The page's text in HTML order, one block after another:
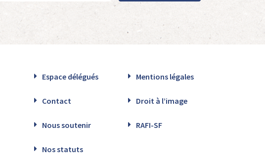
Espace délégués Mentions légales
Contact Droit à l’image
Nous soutenir RAFI-SF
Nos statuts